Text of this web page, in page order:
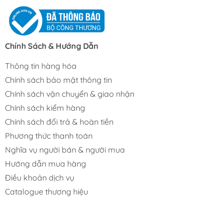
Chính Sách & Hướng Dẫn
Thông tin hàng hóa
Chính sách bảo mật thông tin
Chính sách vận chuyển & giao nhận
Chính sách kiểm hàng
Chính sách đổi trả & hoàn tiền
Phương thức thanh toán
Nghĩa vụ người bán & người mua
Hướng dẫn mua hàng
Điều khoản dịch vụ
Catalogue thương hiệu